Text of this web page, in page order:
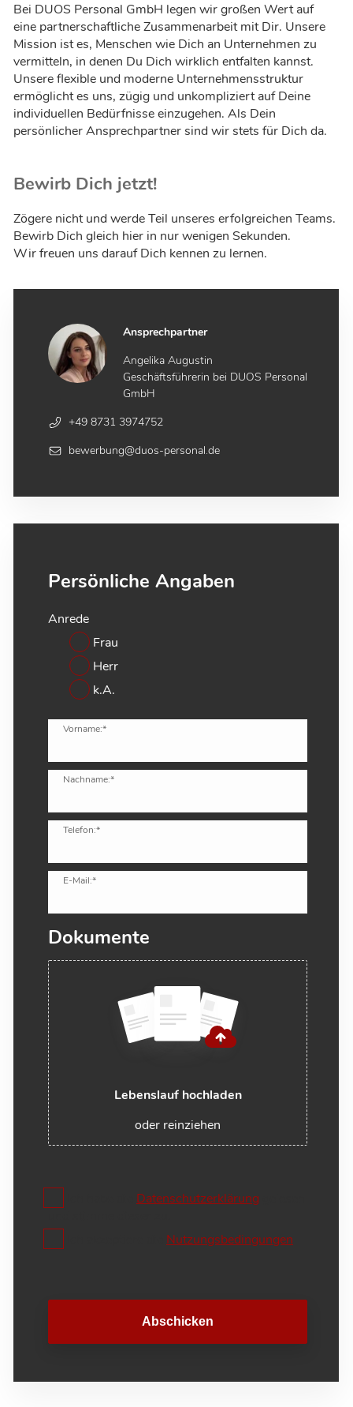
Ansprechpartner
Angelika Augustin
Geschäftsführerin bei DUOS Personal
GmbH
+49 8731 3974752
bewerbung@duos-personal.de
Persönliche Angaben
Anrede
Frau
Herr
k.A.
Vorname:*
Nachname:*
Telefon:*
E-Mail:*
Dokumente
Lebenslauf hochladen
oder reinziehen
Datenschutzerklärung
Nutzungsbedingungen
Abschicken
Bei DUOS Personal GmbH legen wir großen Wert auf
eine partnerschaftliche Zusammenarbeit mit Dir. Unsere
Mission ist es, Menschen wie Dich an Unternehmen zu
vermitteln, in denen Du Dich wirklich entfalten kannst.
Unsere flexible und moderne Unternehmensstruktur
ermöglicht es uns, zügig und unkompliziert auf Deine
individuellen Bedürfnisse einzugehen. Als Dein
persönlicher Ansprechpartner sind wir stets für Dich da.
Bewirb Dich jetzt!
Zögere nicht und werde Teil unseres erfolgreichen Teams.
Bewirb Dich gleich hier in nur wenigen Sekunden.
Wir freuen uns darauf Dich kennen zu lernen.